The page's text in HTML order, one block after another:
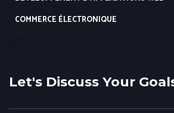
COMMERCE ÉLECTRONIQUE
Let's Discuss Your